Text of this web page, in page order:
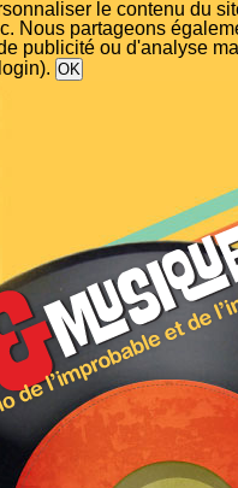
le contenu du
Nous partageons
publicité ou d'analyse